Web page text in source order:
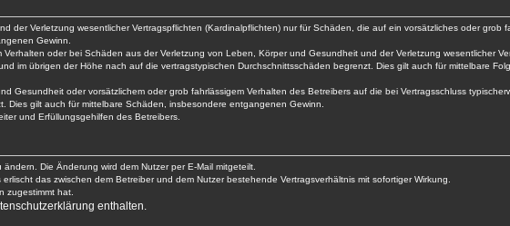
der Verletzung wesentlicher Vertragspflichten (Kardinalpflichten) nur für Schäden, die auf ein vorsätzliches oder grob
Gewinn.
oder bei Schäden aus der Verletzung von Leben, Körper und Gesundheit und der Verletzung wesentlicher
im übrigen der Höhe nach auf die vertragstypischen Durchschnittsschäden begrenzt. Dies gilt auch für mittelbare
Gesundheit oder vorsätzlichem oder grob fahrlässigem Verhalten des Betreibers auf die bei Vertragsschluss
gilt auch für mittelbare Schäden, insbesondere entgangenen Gewinn.
und Erfüllungsgehilfen des Betreibers.
Die Änderung wird dem Nutzer per E-Mail mitgeteilt.
das zwischen dem Betreiber und dem Nutzer bestehende Vertragsverhältnis mit sofortiger Wirkung.
zugestimmt hat.
enthalten.